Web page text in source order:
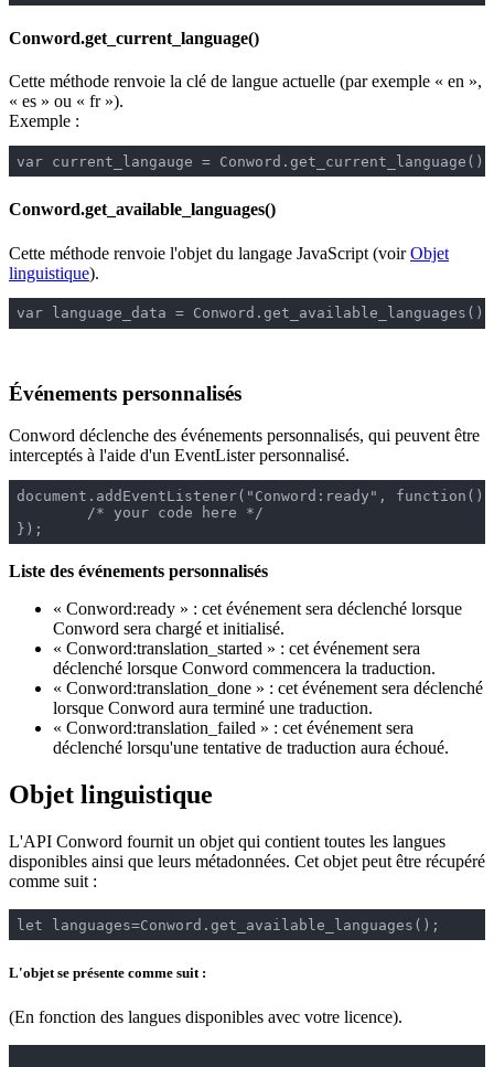
Conword.get_current_language()
Cette méthode renvoie la clé de langue actuelle (par exemple « en »,
« es » ou « fr »).
Exemple :
var current_langauge = Conword.get_current_language();
Conword.get_available_languages()
Cette méthode renvoie l'objet du langage JavaScript (voirObjet
linguistique).
var language_data = Conword.get_available_languages();
Événements personnalisés
Conword déclenche des événements personnalisés, qui peuvent être
interceptés à l'aide d'un EventLister personnalisé.
document.addEventListener("Conword:ready", function(){
Liste des événements personnalisés
« Conword:ready » : cet événement sera déclenché lorsque
Conword sera chargé et initialisé.
« Conword:translation_started » : cet événement sera
déclenché lorsque Conword commencera la traduction.
« Conword:translation_done » : cet événement sera déclenché
lorsque Conword aura terminé une traduction.
« Conword:translation_failed » : cet événement sera
déclenché lorsqu'une tentative de traduction aura échoué.
Objet linguistique
L'API Conword fournit un objet qui contient toutes les langues
disponibles ainsi que leurs métadonnées. Cet objet peut être récupéré
comme suit :
L'objet se présente comme suit :
(En fonction des langues disponibles avec votre licence).